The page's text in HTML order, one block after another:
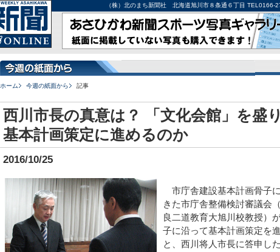
（株）北のまち新聞社 北海道旭川市８条通６丁目 TEL0166-
ホーム 今週の紙面から 記事
西川市長の真意は？ 「文化会館」を盛
基本計画策定に進めるのか
2016/10/25
市庁舎建設基本計画骨子
きた市庁舎整備検討審議会
良二道教育大旭川校教授）
子に沿って基本計画策定を
と、西川将人市長に答申し